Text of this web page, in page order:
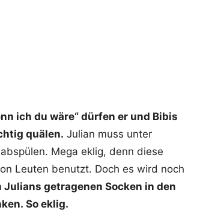
ich du wäre“ dürfen er und Bibis
quälen. Julian muss unter
Mega eklig, denn diese
Leuten benutzt. Doch es wird noch
Julians getragenen Socken in den
So eklig.